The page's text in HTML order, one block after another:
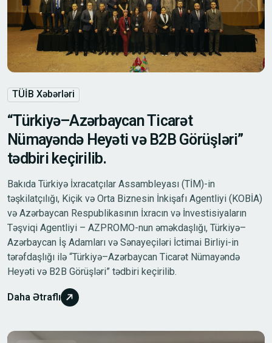
TÜİB Xəbərləri
“Türkiyə–Azərbaycan Ticarət
Nümayəndə Heyəti və B2B Görüşləri”
tədbiri keçirilib.
Bakıda Türkiyə İxracatçılar Assambleyası (TİM)-in
təşkilatçılığı, Kiçik və Orta Biznesin İnkişafı Agentliyi (KOBİA)
və Azərbaycan Respublikasının İxracın və İnvestisiyaların
Təşviqi Agentliyi – AZPROMO-nun əməkdaşlığı, Türkiyə–
Azərbaycan İş Adamları və Sənayeçiləri İctimai Birliyi-in
tərəfdaşlığı ilə “Türkiyə–Azərbaycan Ticarət Nümayəndə
Heyəti və B2B Görüşləri” tədbiri keçirilib.
Daha Ətraflı